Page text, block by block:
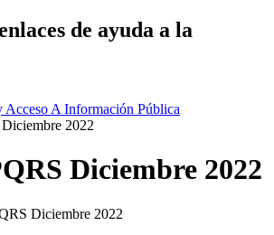
de ayuda a la
Acceso A Información Pública
2022
Diciembre 2022
Diciembre 2022